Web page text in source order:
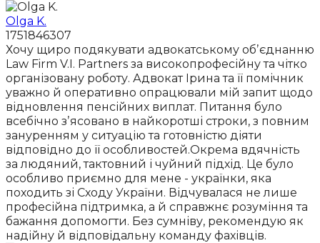
Olga K.
1751846307
Хочу щиро подякувати адвокатському обʼєднанню
Law Firm V.I. Partners за високопрофесійну та чітко
організовану роботу. Адвокат Ірина та її помічник
уважно й оперативно опрацювали мій запит щодо
відновлення пенсійних виплат. Питання було
всебічно зʼясовано в найкоротші строки, з повним
зануренням у ситуацію та готовністю діяти
відповідно до її особливостей.Окрема вдячність
за людяний, тактовний і чуйний підхід. Це було
особливо приємно для мене - українки, яка
походить зі Сходу України. Відчувалася не лише
професійна підтримка, а й справжнє розуміння та
бажання допомогти. Без сумніву, рекомендую як
надійну й відповідальну команду фахівців.